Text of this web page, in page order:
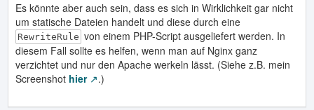
Es könnte aber auch sein, dass es sich in Wirklichkeit gar nicht
um statische Dateien handelt und diese durch eine
RewriteRule von einem PHP-Script ausgeliefert werden. In
diesem Fall sollte es helfen, wenn man auf Nginx ganz
verzichtet und nur den Apache werkeln lässt. (Siehe z.B. mein
Screenshot hier .)